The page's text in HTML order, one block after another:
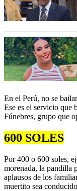
En el Perú, no se
Ese es el servicio que
Fúnebres, grupo que
600 SOLES
Por 400 o 600 soles,
morenada, la pandilla
aplausos de los
muertito sea